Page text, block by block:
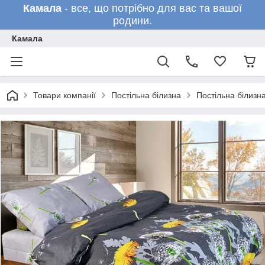
Камала - все, що потрібно для вас та вашої
родини.
Камала
Товари компанії Постільна білизна Постільна